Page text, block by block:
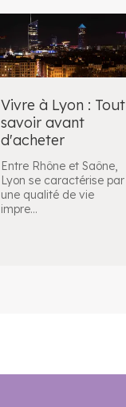
​Vivre à Lyon : Tout
savoir avant
d'acheter
Entre Rhône et Saône,
Lyon se caractérise par
une qualité de vie
impre...